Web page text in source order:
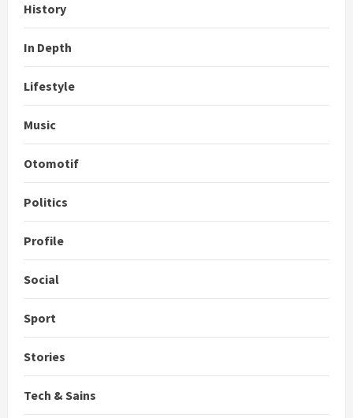
History
In Depth
Lifestyle
Music
Otomotif
Politics
Profile
Social
Sport
Stories
Tech & Sains